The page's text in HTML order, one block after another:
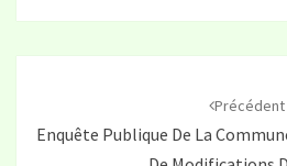
Précédent
Enquête Publique De La